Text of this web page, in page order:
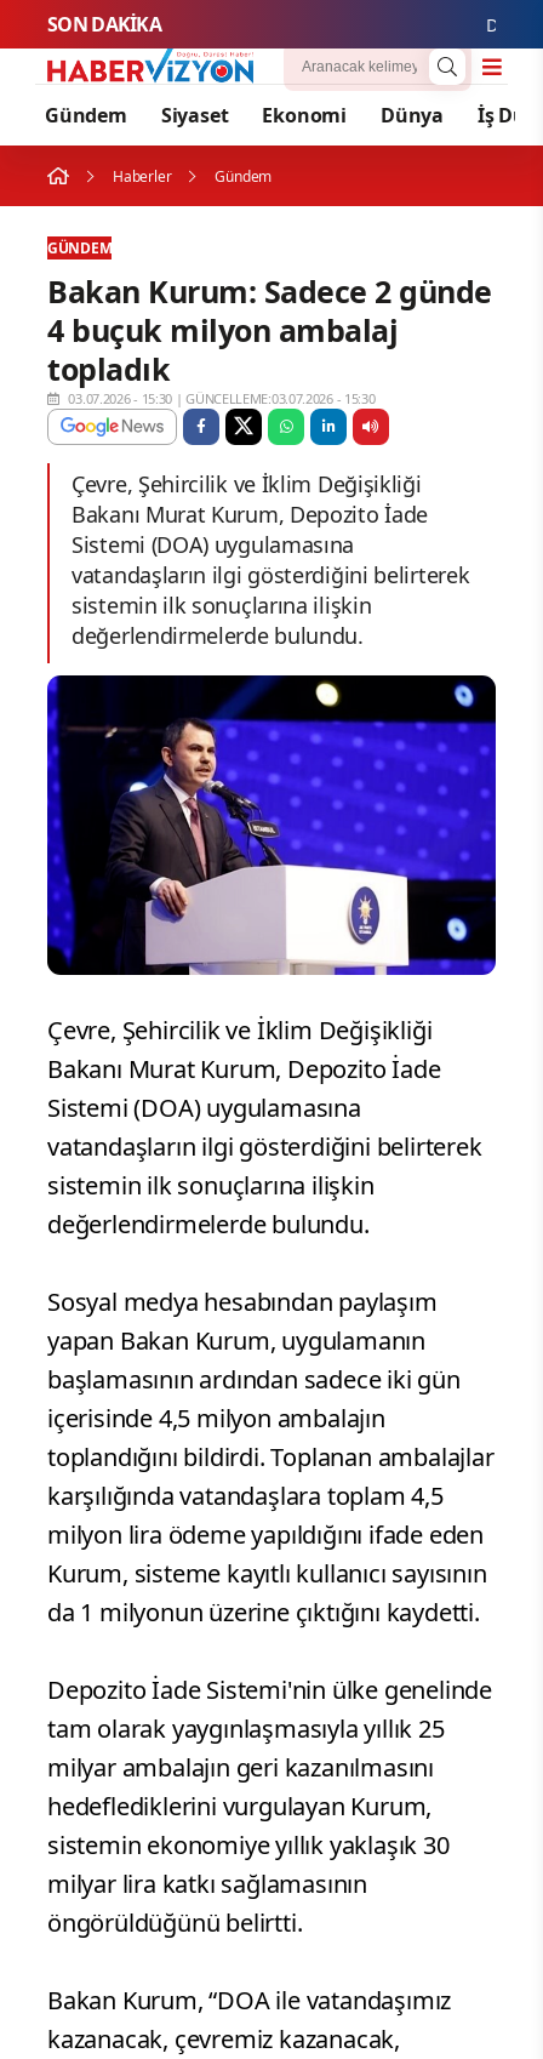
SON DAKİKA Deprem
Gündem Siyaset Ekonomi Dünya İş
Haberler Gündem
GÜNDEM
Bakan Kurum: Sadece 2 günde
4 buçuk milyon ambalaj
topladık
03.07.2026 - 15:30 |GÜNCELLEME:03.07.2026 - 15:30
Çevre, Şehircilik ve İklim Değişikliği
Bakanı Murat Kurum, Depozito İade
Sistemi (DOA) uygulamasına
vatandaşların ilgi gösterdiğini belirterek
sistemin ilk sonuçlarına ilişkin
değerlendirmelerde bulundu.
Çevre, Şehircilik ve İklim Değişikliği
Bakanı Murat Kurum, Depozito İade
Sistemi (DOA) uygulamasına
vatandaşların ilgi gösterdiğini belirterek
sistemin ilk sonuçlarına ilişkin
değerlendirmelerde bulundu.
Sosyal medya hesabından paylaşım
yapan Bakan Kurum, uygulamanın
başlamasının ardından sadece iki gün
içerisinde 4,5 milyon ambalajın
toplandığını bildirdi. Toplanan ambalajlar
karşılığında vatandaşlara toplam 4,5
milyon lira ödeme yapıldığını ifade eden
Kurum, sisteme kayıtlı kullanıcı sayısının
da 1 milyonun üzerine çıktığını kaydetti.
Depozito İade Sistemi'nin ülke genelinde
tam olarak yaygınlaşmasıyla yıllık 25
milyar ambalajın geri kazanılmasını
hedeflediklerini vurgulayan Kurum,
sistemin ekonomiye yıllık yaklaşık 30
milyar lira katkı sağlamasının
öngörüldüğünü belirtti.
Bakan Kurum, “DOA ile vatandaşımız
kazanacak, çevremiz kazanacak,